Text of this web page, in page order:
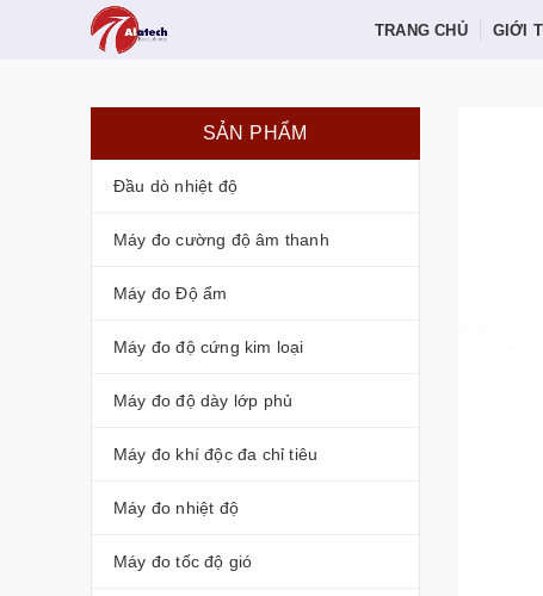
TRANG CHỦ GIỚI
SẢN PHẨM
Đầu dò nhiệt độ
Máy đo cường độ âm thanh
Máy đo Độ ẩm
Máy đo độ cứng kim loại
Máy đo độ dày lớp phủ
Máy đo khí độc đa chỉ tiêu
Máy đo nhiệt độ
Máy đo tốc độ gió